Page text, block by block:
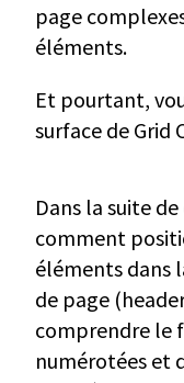
page
éléments.
Et pourtant,
surface de Grid
Dans la suite
comment
éléments dans
de page
comprendre le
numérotées et